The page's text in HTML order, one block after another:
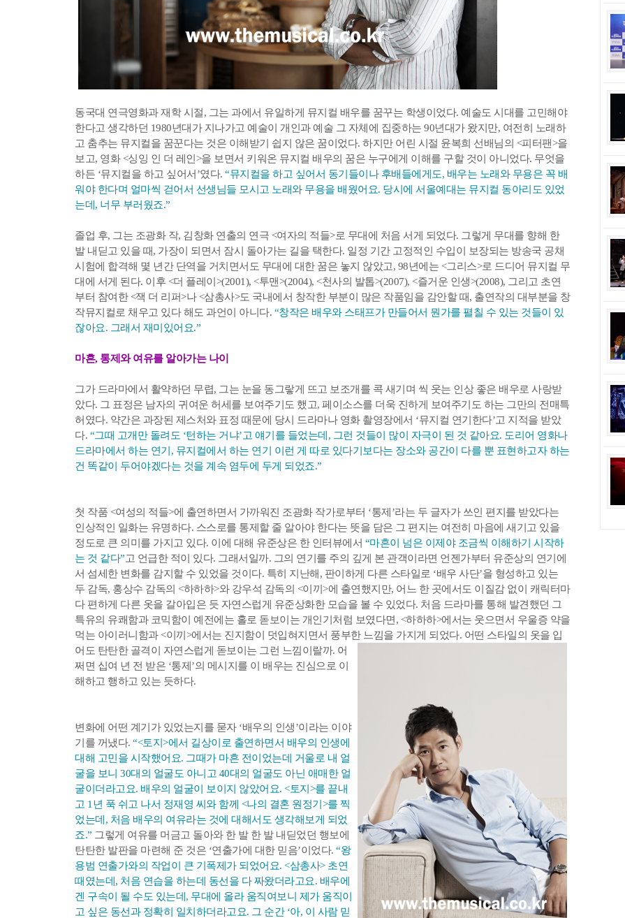
동국대 연극영화과 재학 시절, 그는 과에서 유일하게 뮤지컬 배우를 꿈꾸는 학생이었다. 예술도 시대를 고민해야
한다고 생각하던 1980년대가 지나가고 예술이 개인과 예술 그 자체에 집중하는 90년대가 왔지만, 여전히 노래하
고 춤추는 뮤지컬을 꿈꾼다는 것은 이해받기 쉽지 않은 꿈이었다. 하지만 어린 시절 윤복희 선배님의 <피터팬>을
보고, 영화 <싱잉 인 더 레인>을 보면서 키워온 뮤지컬 배우의 꿈은 누구에게 이해를 구할 것이 아니었다. 무엇을
하든 ‘뮤지컬을 하고 싶어서’였다. “뮤지컬을 하고 싶어서 동기들이나 후배들에게도, 배우는 노래와 무용은 꼭 배
워야 한다며 얼마씩 걷어서 선생님들 모시고 노래와 무용을 배웠어요. 당시에 서울예대는 뮤지컬 동아리도 있었
는데, 너무 부러웠죠.”
졸업 후, 그는 조광화 작, 김창화 연출의 연극 <여자의 적들>로 무대에 처음 서게 되었다. 그렇게 무대를 향해 한
발 내딛고 있을 때, 가장이 되면서 잠시 돌아가는 길을 택한다. 일정 기간 고정적인 수입이 보장되는 방송국 공채
시험에 합격해 몇 년간 단역을 거치면서도 무대에 대한 꿈은 놓지 않았고, 98년에는 <그리스>로 드디어 뮤지컬 무
대에 서게 된다. 이후 <더 플레이>(2001), <투맨>(2004), <천사의 발톱>(2007), <즐거운 인생>(2008), 그리고 초연
부터 참여한 <잭 더 리퍼>나 <삼총사>도 국내에서 창작한 부분이 많은 작품임을 감안할 때, 출연작의 대부분을 창
작뮤지컬로 채우고 있다 해도 과언이 아니다. “창작은 배우와 스태프가 만들어서 뭔가를 펼칠 수 있는 것들이 있
잖아요. 그래서 재미있어요.”
마흔, 통제와 여유를 알아가는 나이
그가 드라마에서 활약하던 무렵, 그는 눈을 동그랗게 뜨고 보조개를 콕 새기며 씩 웃는 인상 좋은 배우로 사랑받
았다. 그 표정은 남자의 귀여운 허세를 보여주기도 했고, 페이소스를 더욱 진하게 보여주기도 하는 그만의 전매특
허였다. 약간은 과장된 제스처와 표정 때문에 당시 드라마나 영화 촬영장에서 ‘뮤지컬 연기한다’고 지적을 받았
다. “그때 고개만 돌려도 ‘턴하는 거냐’고 얘기를 들었는데, 그런 것들이 많이 자극이 된 것 같아요. 도리어 영화나
드라마에서 하는 연기, 뮤지컬에서 하는 연기 이런 게 따로 있다기보다는 장소와 공간이 다를 뿐 표현하고자 하는
건 똑같이 두어야겠다는 것을 계속 염두에 두게 되었죠.”
첫 작품 <여성의 적들>에 출연하면서 가까워진 조광화 작가로부터 ‘통제’라는 두 글자가 쓰인 편지를 받았다는
인상적인 일화는 유명하다. 스스로를 통제할 줄 알아야 한다는 뜻을 담은 그 편지는 여전히 마음에 새기고 있을
정도로 큰 의미를 가지고 있다. 이에 대해 유준상은 한 인터뷰에서 “마흔이 넘은 이제야 조금씩 이해하기 시작하
는 것 같다”고 언급한 적이 있다. 그래서일까. 그의 연기를 주의 깊게 본 관객이라면 언젠가부터 유준상의 연기에
서 섬세한 변화를 감지할 수 있었을 것이다. 특히 지난해, 판이하게 다른 스타일로 ‘배우 사단’을 형성하고 있는
두 감독, 홍상수 감독의 <하하하>와 강우석 감독의 <이끼>에 출연했지만, 어느 한 곳에서도 이질감 없이 캐릭터마
다 편하게 다른 옷을 갈아입은 듯 자연스럽게 유준상화한 모습을 볼 수 있었다. 처음 드라마를 통해 발견했던 그
특유의 유쾌함과 코믹함이 예전에는 홀로 돋보이는 개인기처럼 보였다면, <하하하>에서는 웃으면서 우울증 약을
먹는 아이러니함과 <이끼>에서는 진지함이 덧입혀지면서 풍부한 느낌을 가지게 되었다. 어떤 스타일의 옷을 입
어도 탄탄한 골격이 자연스럽게 돋보이는 그런 느낌이랄까. 어
쩌면 십여 년 전 받은 ‘통제’의 메시지를 이 배우는 진심으로 이
해하고 행하고 있는 듯하다.
변화에 어떤 계기가 있었는지를 묻자 ‘배우의 인생’이라는 이야
기를 꺼냈다. “<토지>에서 길상이로 출연하면서 배우의 인생에
대해 고민을 시작했어요. 그때가 마흔 전이었는데 거울로 내 얼
굴을 보니 30대의 얼굴도 아니고 40대의 얼굴도 아닌 애매한 얼
굴이더라고요. 배우의 얼굴이 보이지 않았어요. <토지>를 끝내
고 1년 푹 쉬고 나서 정재영 씨와 함께 <나의 결혼 원정기>를 찍
었는데, 처음 배우의 여유라는 것에 대해서도 생각해보게 되었
죠.” 그렇게 여유를 머금고 돌아와 한 발 한 발 내딛었던 행보에
탄탄한 발판을 마련해 준 것은 ‘연출가에 대한 믿음’이었다. “왕
용범 연출가와의 작업이 큰 기폭제가 되었어요. <삼총사> 초연
때였는데, 처음 연습을 하는데 동선을 다 짜왔더라고요. 배우에
겐 구속이 될 수도 있는데, 무대에 올라 움직여보니 제가 움직이
고 싶은 동선과 정확히 일치하더라고요. 그 순간 ‘아, 이 사람 믿